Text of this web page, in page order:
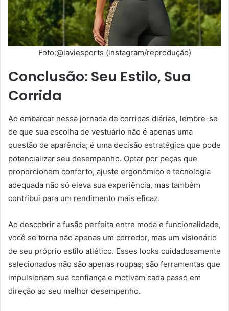
Foto:@laviesports (instagram/reprodução)
Conclusão: Seu Estilo, Sua
Corrida
Ao embarcar nessa jornada de corridas diárias, lembre-se
de que sua escolha de vestuário não é apenas uma
questão de aparência; é uma decisão estratégica que pode
potencializar seu desempenho. Optar por peças que
proporcionem conforto, ajuste ergonômico e tecnologia
adequada não só eleva sua experiência, mas também
contribui para um rendimento mais eficaz.
Ao descobrir a fusão perfeita entre moda e funcionalidade,
você se torna não apenas um corredor, mas um visionário
de seu próprio estilo atlético. Esses looks cuidadosamente
selecionados não são apenas roupas; são ferramentas que
impulsionam sua confiança e motivam cada passo em
direção ao seu melhor desempenho.